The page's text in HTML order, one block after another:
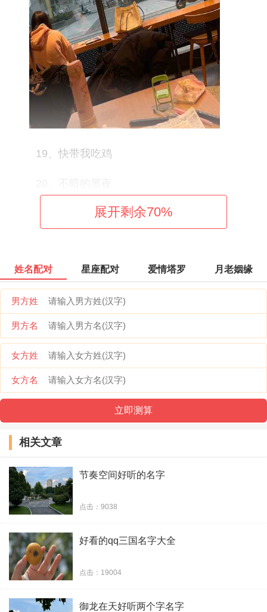
19、快带我吃鸡
21、你是猴子搬
23、温柔一阵风
24、不剩的芳华
25、戒酒的李白
26、灵魂操控者
27、噬血般的痛
28、栀子味的猫
30、悄悄带斩杀
31、盈盈一水间
32、承诺的太真
33、個人的江湖
34、孤单的大乔
展开剩余70%
姓名配对 星座配对 爱情塔罗 月老姻缘
男方姓
男方名
女方姓
女方名
相关文章
节奏空间好听的名字
点击：9038
好看的qq三国名字大全
点击：19004
御龙在天好听两个字名字